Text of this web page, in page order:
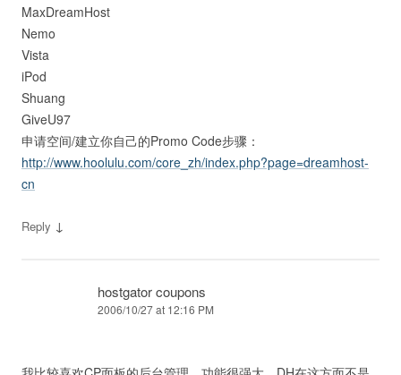
MaxDreamHost
Nemo
Vista
iPod
Shuang
GiveU97
申请空间/建立你自己的Promo Code步骤：
http://www.hoolulu.com/core_zh/index.php?page=dreamhost-
cn
Reply ↓
hostgator coupons
2006/10/27 at 12:16 PM